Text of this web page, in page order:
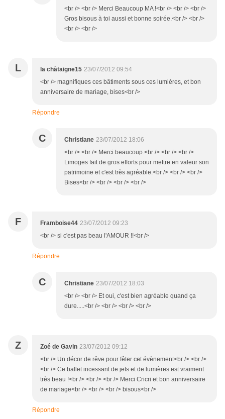
<br /> <br /> Merci Beaucoup MA !<br /> <br /> <br />
Gros bisous à toi aussi et bonne soirée.<br /> <br />
<br /> <br />
L la châtaigne15 23/07/2012 09:54
<br /> magnifiques ces bâtiments sous ces lumières, et bon
anniversaire de mariage, bises<br />
Répondre
C Christiane 23/07/2012 18:06
<br /> <br /> Merci beaucoup.<br /> <br /> <br />
Limoges fait de gros efforts pour mettre en valeur son
patrimoine et c'est très agréable.<br /> <br /> <br />
Bises<br /> <br /> <br /> <br />
F Framboise44 23/07/2012 09:23
<br /> si c'est pas beau l'AMOUR !!<br />
Répondre
C Christiane 23/07/2012 18:03
<br /> <br /> Et oui, c'est bien agréable quand ça
dure.....<br /> <br /> <br /> <br />
Z Zoé de Gavin 23/07/2012 09:12
<br /> Un décor de rêve pour fêter cet évènement<br /> <br />
<br /> Ce ballet incessant de jets et de lumières est vraiment
très beau !<br /> <br /> <br /> Merci Cricri et bon anniversaire
de mariage<br /> <br /> <br /> bisous<br />
Répondre